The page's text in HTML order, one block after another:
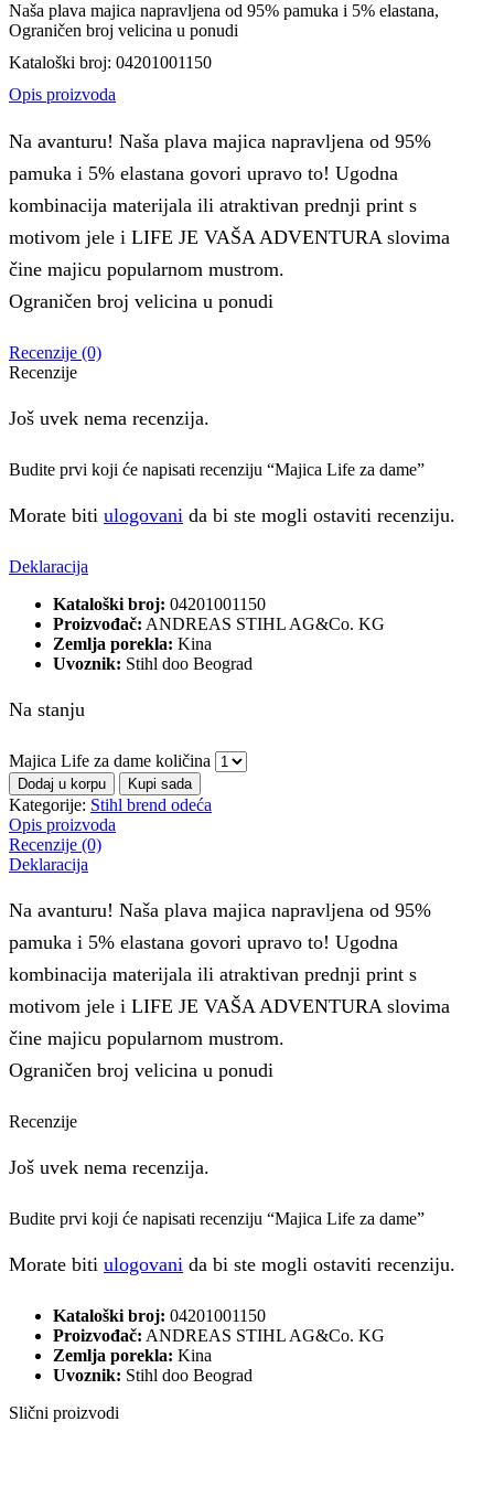
Naša plava majica napravljena od 95% pamuka i 5% elastana,
Ograničen broj velicina u ponudi
Kataloški broj: 04201001150
Opis proizvoda
Na avanturu! Naša plava majica napravljena od 95%
pamuka i 5% elastana govori upravo to! Ugodna
kombinacija materijala ili atraktivan prednji print s
motivom jele i LIFE JE VAŠA ADVENTURA slovima
čine majicu popularnom mustrom.
Ograničen broj velicina u ponudi
Recenzije (0)
Recenzije
Još uvek nema recenzija.
Budite prvi koji će napisati recenziju “Majica Life za dame”
Morate biti ulogovani da bi ste mogli ostaviti recenziju.
Deklaracija
Kataloški broj: 04201001150
Proizvođač: ANDREAS STIHL AG&Co. KG
Zemlja porekla: Kina
Uvoznik: Stihl doo Beograd
Na stanju
Majica Life za dame količina
Dodaj u korpu Kupi sada
Kategorije: Stihl brend odeća
Opis proizvoda
Recenzije (0)
Deklaracija
Na avanturu! Naša plava majica napravljena od 95%
pamuka i 5% elastana govori upravo to! Ugodna
kombinacija materijala ili atraktivan prednji print s
motivom jele i LIFE JE VAŠA ADVENTURA slovima
čine majicu popularnom mustrom.
Ograničen broj velicina u ponudi
Recenzije
Još uvek nema recenzija.
Budite prvi koji će napisati recenziju “Majica Life za dame”
Morate biti ulogovani da bi ste mogli ostaviti recenziju.
Kataloški broj: 04201001150
Proizvođač: ANDREAS STIHL AG&Co. KG
Zemlja porekla: Kina
Uvoznik: Stihl doo Beograd
Slični proizvodi